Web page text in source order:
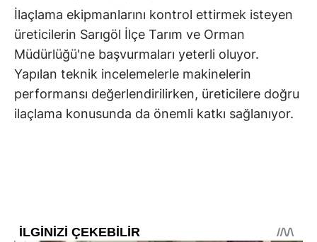
İlaçlama ekipmanlarını kontrol ettirmek isteyen
üreticilerin Sarıgöl İlçe Tarım ve Orman
Müdürlüğü'ne başvurmaları yeterli oluyor.
Yapılan teknik incelemelerle makinelerin
performansı değerlendirilirken, üreticilere doğru
ilaçlama konusunda da önemli katkı sağlanıyor.